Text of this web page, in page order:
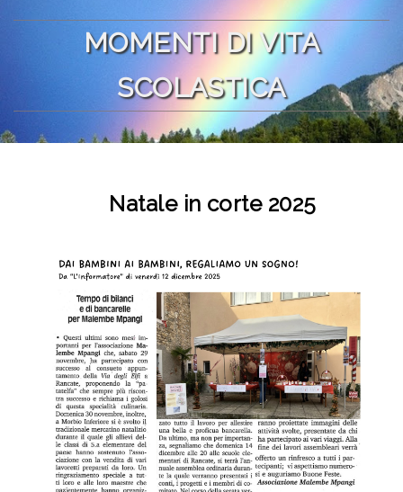
MOMENTI DI VITA
SCOLASTICA
Natale in corte 2025